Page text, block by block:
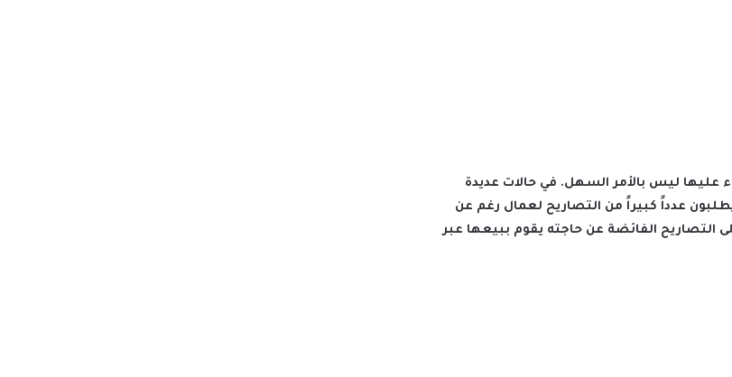
عليها ليس بالأمر السهل. في حالات عديدة
عدداً كبيراً من التصاريح لعمال رغم عن
التصاريح الفائضة عن حاجته يقوم ببيعها عبر